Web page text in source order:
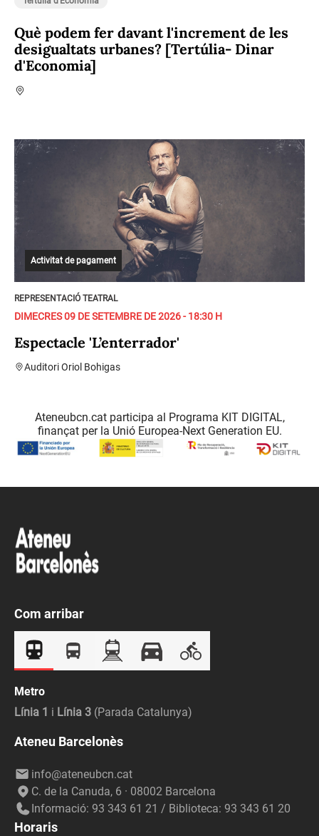
Què podem fer davant l'increment de les
desigualtats urbanes? [Tertúlia- Dinar
d'Economia]
Activitat de pagament
REPRESENTACIÓ TEATRAL
DIMECRES 09 DE SETEMBRE DE 2026 - 18:30 H
Espectacle 'L’enterrador'
Auditori Oriol Bohigas
Ateneubcn.cat participa al Programa KIT DIGITAL,
finançat per la Unió Europea-Next Generation EU.
Com arribar
Metro
Línia 1 i Línia 3 (Parada Catalunya)
Ateneu Barcelonès
info@ateneubcn.cat
C. de la Canuda, 6 · 08002 Barcelona
Informació: 93 343 61 21 / Biblioteca: 93 343 61 20
Horaris